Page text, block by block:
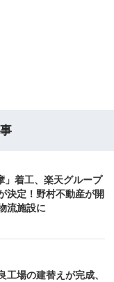
」着工、楽天グループ
決定！野村不動産が開
流施設に
工場の建替えが完成、